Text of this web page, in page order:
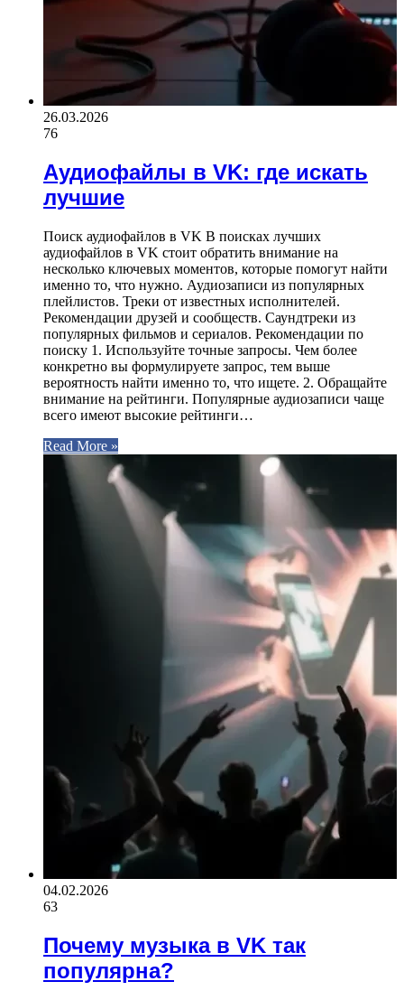
26.03.2026
76
Аудиофайлы в VK: где искать
лучшие
Поиск аудиофайлов в VK В поисках лучших
аудиофайлов в VK стоит обратить внимание на
несколько ключевых моментов, которые помогут найти
именно то, что нужно. Аудиозаписи из популярных
плейлистов. Треки от известных исполнителей.
Рекомендации друзей и сообществ. Саундтреки из
популярных фильмов и сериалов. Рекомендации по
поиску 1. Используйте точные запросы. Чем более
конкретно вы формулируете запрос, тем выше
вероятность найти именно то, что ищете. 2. Обращайте
внимание на рейтинги. Популярные аудиозаписи чаще
всего имеют высокие рейтинги…
Read More »
04.02.2026
63
Почему музыка в VK так
популярна?